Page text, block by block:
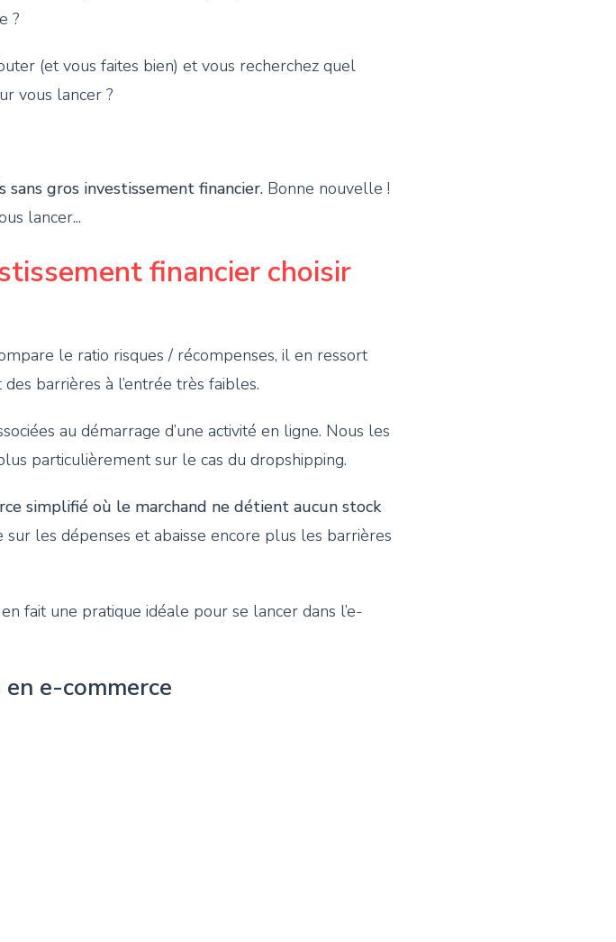
?
(et vous faites bien) et vous recherchez quel
vous lancer ?
gros investissement financier. Bonne nouvelle !
lancer...
financier choisir
le ratio risques / récompenses, il en ressort
barrières à l’entrée très faibles.
au démarrage d’une activité en ligne. Nous les
particulièrement sur le cas du dropshipping.
simplifié où le marchand ne détient aucun stock
sur les dépenses et abaisse encore plus les barrières
fait une pratique idéale pour se lancer dans l’e-
e-commerce